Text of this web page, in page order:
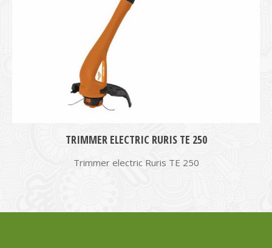
TRIMMER ELECTRIC RURIS TE 250
Trimmer electric Ruris TE 250